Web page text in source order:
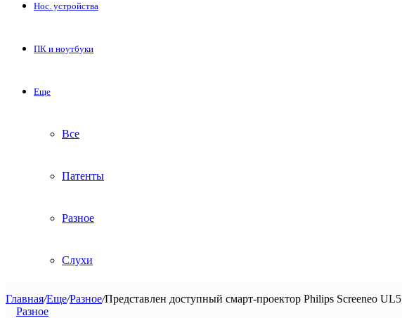
Нос. устройства
ПК и ноутбуки
Еще
Все
Патенты
Разное
Слухи
Главная/Еще/Разное/Представлен доступный смарт-проектор Philips Screeneo UL5
Разное